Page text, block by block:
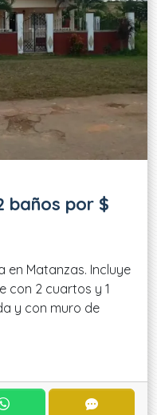
baños por $
en Matanzas. Incluye
con 2 cuartos y 1
y con muro de
CONTACTAR POR